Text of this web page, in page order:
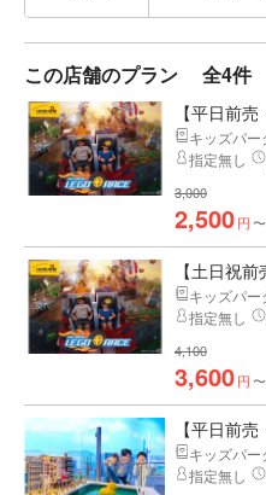
この店舗のプラン 全4件
【平日前
キッズパー
指定無し
3,000
2,500円 〜
【土日祝
キッズパー
指定無し
4,100
3,600円 〜
【平日前
キッズパー
指定無し